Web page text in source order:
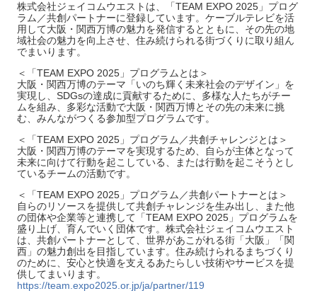
株式会社ジェイコムウエストは、「TEAM EXPO 2025」プログ
ラム／共創パートナーに登録しています。ケーブルテレビを活
用して大阪・関西万博の魅力を発信するとともに、その先の地
域社会の魅力を向上させ、住み続けられる街づくりに取り組ん
でまいります。
＜「TEAM EXPO 2025」プログラムとは＞
大阪・関西万博のテーマ「いのち輝く未来社会のデザイン」を
実現し、SDGsの達成に貢献するために、多様な人たちがチー
ムを組み、多彩な活動で大阪・関西万博とその先の未来に挑
む、みんながつくる参加型プログラムです。
＜「TEAM EXPO 2025」プログラム／共創チャレンジとは＞
大阪・関西万博のテーマを実現するため、自らが主体となって
未来に向けて行動を起こしている、または行動を起こそうとし
ているチームの活動です。
＜「TEAM EXPO 2025」プログラム／共創パートナーとは＞
自らのリソースを提供して共創チャレンジを生み出し、また他
の団体や企業等と連携して「TEAM EXPO 2025」プログラムを
盛り上げ、育んでいく団体です。株式会社ジェイコムウエスト
は、共創パートナーとして、世界があこがれる街「大阪」「関
西」の魅力創出を目指しています。住み続けられるまちづくり
のために、安心と快適を支えるあたらしい技術やサービスを提
供してまいります。
https://team.expo2025.or.jp/ja/partner/119